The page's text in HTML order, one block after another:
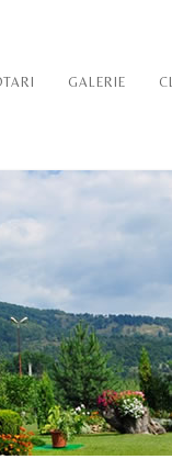
GALERIE